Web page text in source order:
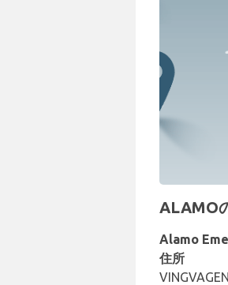
ALAMO
Alamo
住所